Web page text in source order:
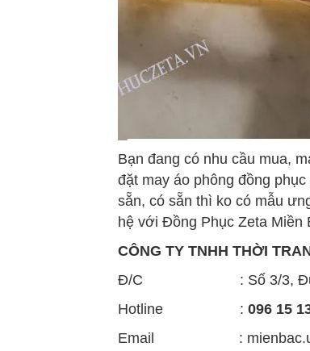
Bạn đang có nhu cầu mua,
đặt may áo phông đồng
sẵn, có sẵn thì ko có mẫu
hệ với Đồng Phục Zeta Miền
CÔNG TY TNHH THỜI
Đ/C : Số 3/3, Đường
Hotline : 096 15
Email :